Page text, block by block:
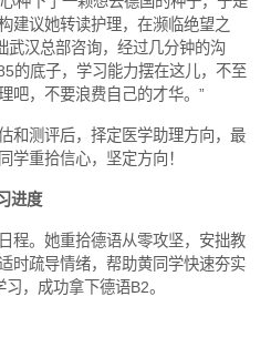
建议她转读护理，在濒临绝望之
武汉总部咨询，经过几分钟的沟
的底子，学习能力摆在这儿，不至
吧，不要浪费自己的才华。”
和测评后，择定医学助理方向，最
学重拾信心，坚定方向！
进度
程。她重拾德语从零攻坚，安拙教
时疏导情绪，帮助黄同学快速夯实
，成功拿下德语B2。